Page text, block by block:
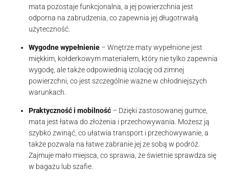
mata pozostaje funkcjonalna, a jej powierzchnia jest
odporna na zabrudzenia, co zapewnia jej długotrwałą
użyteczność.
Wygodne wypełnienie – Wnętrze maty wypełnione jest
miękkim, kołderkowym materiałem, który nie tylko zapewnia
wygodę, ale także odpowiednią izolację od zimnej
powierzchni, co jest szczególnie ważne w chłodniejszych
warunkach.
Praktyczność i mobilność – Dzięki zastosowanej gumce,
mata jest łatwa do złożenia i przechowywania. Możesz ją
szybko zwinąć, co ułatwia transport i przechowywanie, a
także pozwala na łatwe zabranie jej ze sobą w podróż.
Zajmuje mało miejsca, co sprawia, że świetnie sprawdza się
w bagażu lub szafie.